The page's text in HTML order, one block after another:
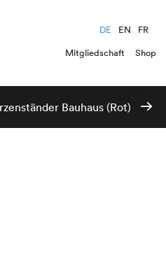
DE EN
FR
Mitgliedschaft
Shop
Bauhaus (Rot)